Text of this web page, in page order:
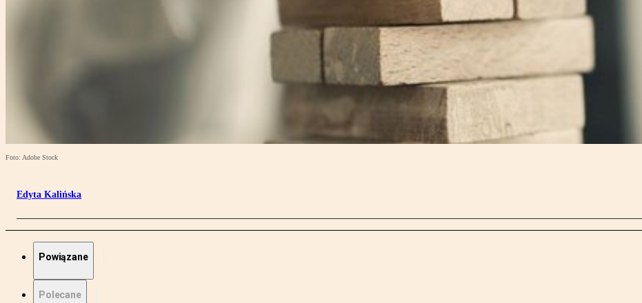
Foto: Adobe Stock
Edyta Kalińska
Powiązane
Polecane